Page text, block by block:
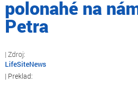
polonahé na
Petra
LifeSiteNews